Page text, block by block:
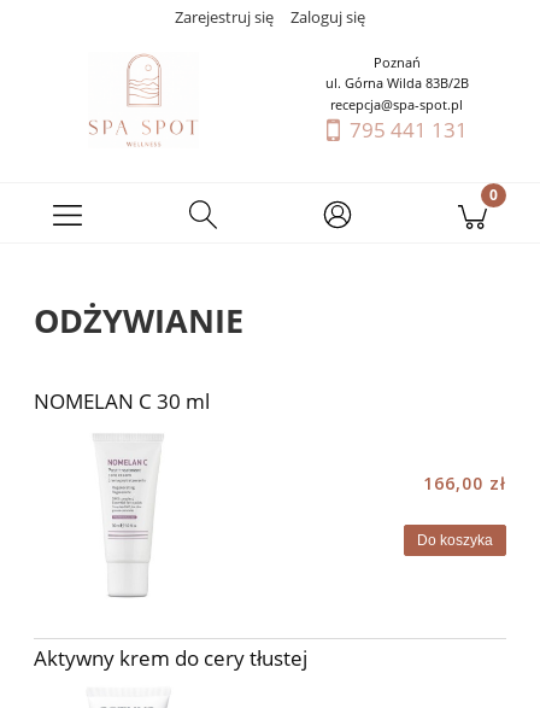
Zarejestruj się Zaloguj się
Poznań
ul. Górna Wilda 83B/2B
recepcja@spa-spot.pl
795 441 131
ODŻYWIANIE
NOMELAN C 30 ml
166,00 zł
Do koszyka
Aktywny krem do cery tłustej